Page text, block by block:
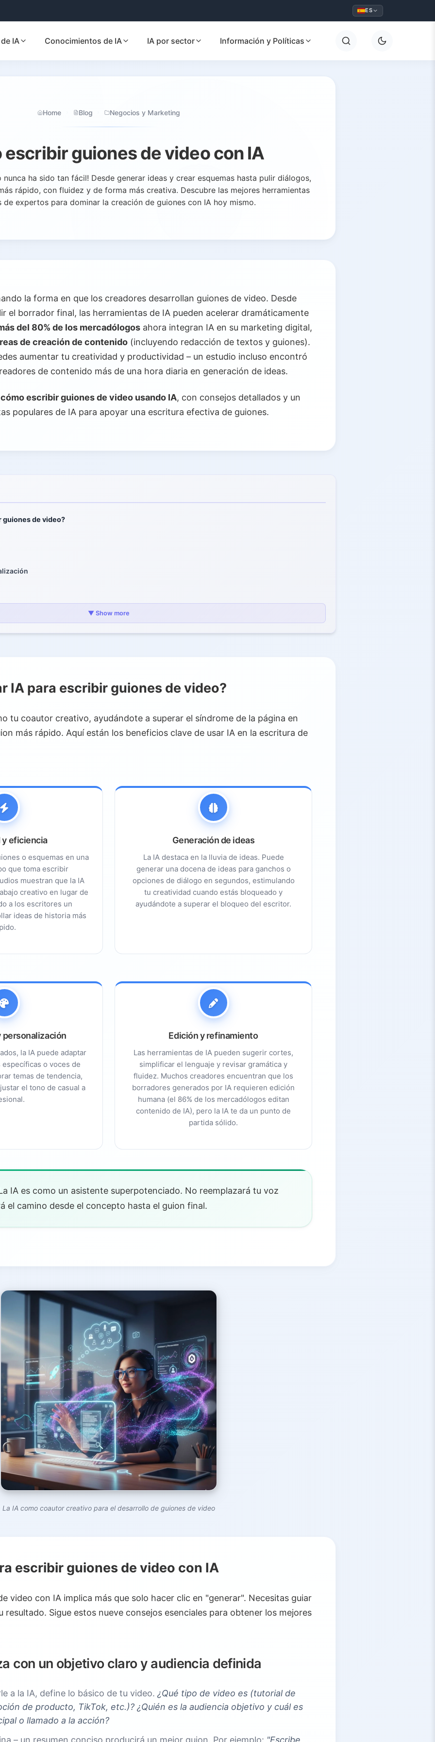
ES
IA Conocimientos de IA IA por sector Información y Políticas
Home Blog Negocios y Marketing
escribir guiones de video con IA
nunca ha sido tan fácil! Desde generar ideas y crear esquemas hasta pulir diálogos,
rápido, con fluidez y de forma más creativa. Descubre las mejores herramientas
de expertos para dominar la creación de guiones con IA hoy mismo.
la forma en que los creadores desarrollan guiones de video. Desde
el borrador final, las herramientas de IA pueden acelerar dramáticamente
del 80% de los mercadólogos ahora integran IA en su marketing digital,
de creación de contenido (incluyendo redacción de textos y guiones).
aumentar tu creatividad y productividad – un estudio incluso encontró
de contenido más de una hora diaria en generación de ideas.
cómo escribir guiones de video usando IA, con consejos detallados y un
populares de IA para apoyar una escritura efectiva de guiones.
guiones de video?
de video con IA
claro y audiencia definida
puntos clave
IA
guiones de video
con IA para guiones
de video impulsadas por IA
análisis de guiones con IA
de IA)
para tus necesidades
creativo
▼ Show more
IA para escribir guiones de video?
tu coautor creativo, ayudándote a superar el síndrome de la página en
más rápido. Aquí están los beneficios clave de usar IA en la escritura de
y eficiencia
o esquemas en una
que toma escribir
muestran que la IA
creativo en lugar de
a los escritores un
ideas de historia más
Generación de ideas
La IA destaca en la lluvia de ideas. Puede
generar una docena de ideas para ganchos o
opciones de diálogo en segundos, estimulando
tu creatividad cuando estás bloqueado y
ayudándote a superar el bloqueo del escritor.
personalización
la IA puede adaptar
o voces de
temas de tendencia,
el tono de casual a
Edición y refinamiento
Las herramientas de IA pueden sugerir cortes,
simplificar el lenguaje y revisar gramática y
fluidez. Muchos creadores encuentran que los
borradores generados por IA requieren edición
humana (el 86% de los mercadólogos editan
contenido de IA), pero la IA te da un punto de
partida sólido.
IA es como un asistente superpotenciado. No reemplazará tu voz
el camino desde el concepto hasta el guion final.
La IA como coautor creativo para el desarrollo de guiones de video
escribir guiones de video con IA
video con IA implica más que solo hacer clic en "generar". Necesitas guiar
resultado. Sigue estos nueve consejos esenciales para obtener los mejores
con un objetivo claro y audiencia definida
a la IA, define lo básico de tu video. ¿Qué tipo de video es (tutorial de
de producto, TikTok, etc.)? ¿Quién es la audiencia objetivo y cuál es
o llamado a la acción?